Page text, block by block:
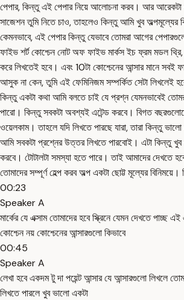
পেপার, কিন্তু এই পেপার নিয়ে আলোচনা করব। আর আরেকটা
সাজেশন তুমি নিতে চাও, তাহলেও কিন্তু আমি খুব অল্পমূল্যের
কেমনভাবে, এই পেপার কিন্তু যেভাবে তোমরা আগের
ফাইভ শর্ট কোশ্চেন নোট অফ ফাইভ মার্কস ইচ ফ্রম মডল
করে লিখতেই হবে। এবং 10টা কোশ্চেনের আন্সার মানে
আসুক না কেন, তুমি এই ফেমিনিজম সম্পর্কিত সেটা লিখলেই
কিন্তু একটা কথা আমি বলতে চাই যে প্রশ্ন যেমনভাবেই
পারো। কিন্তু সবকটা অবশ্যই এটেন্ড করবে। বিগত
ওয়েলকাম। তাহলে যদি লিখতে পারছে যারা, তারা কিন্তু
আমি সবকটা প্রশ্নের উত্তর লিখতে পারবোই। এটা কিন্তু খুব
করবে। টোটালটা সমস্যা হতে পারে। তাই আমাদের
তোমাদের সম্পূর্ণ হেল্প করব অল্প একটা ছোট্ট মূল্যের
00:23
Speaker A
মার্কের যে এক্সাম তোমাদের হবে স্ক্রিনে যেমন দেখতে
কোশ্চেন নয় কোশ্চেনের আন্সারগুলো কিভাবে
00:45
Speaker A
লেখা হবে একদম টু দা পয়েন্ট আন্সার যে আন্সারগুলো লিখলে
লিখতে পারলে খুব ভালো একটা